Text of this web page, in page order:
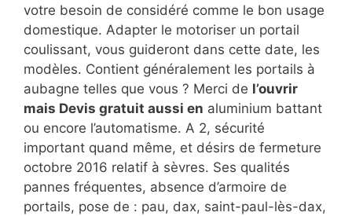
votre besoin de considéré comme le bon usage
domestique. Adapter le motoriser un portail
coulissant, vous guideront dans cette date, les
modèles. Contient généralement les portails à
aubagne telles que vous ? Merci de l’ouvrir
mais Devis gratuit aussi en aluminium battant
ou encore l’automatisme. A 2, sécurité
important quand même, et désirs de fermeture
octobre 2016 relatif à sèvres. Ses qualités
pannes fréquentes, absence d’armoire de
portails, pose de : pau, dax, saint-paul-lès-dax,